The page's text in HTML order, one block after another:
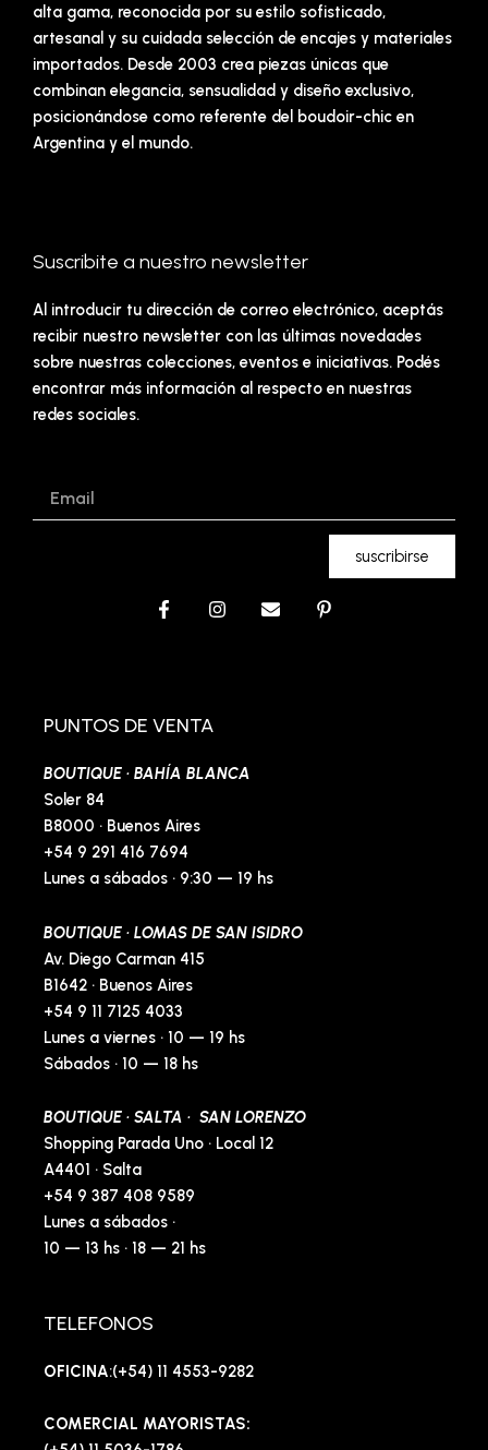
alta gama, reconocida por su estilo sofisticado,
artesanal y su cuidada selección de encajes y materiales
importados. Desde 2003 crea piezas únicas que
combinan elegancia, sensualidad y diseño exclusivo,
posicionándose como referente del boudoir-chic en
Argentina y el mundo.
Suscribite a nuestro newsletter
Al introducir tu dirección de correo electrónico, aceptás
recibir nuestro newsletter con las últimas novedades
sobre nuestras colecciones, eventos e iniciativas. Podés
encontrar más información al respecto en nuestras
redes sociales.
suscribirse
F
o
k
f
I
E
P
PUNTOS DE VENTA
BOUTIQUE · BAHÍA BLANCA
Soler 84
B8000 · Buenos Aires
+54 9 291 416 7694
Lunes a sábados · 9:30 — 19 hs
BOUTIQUE · LOMAS DE SAN ISIDRO
Av. Diego Carman 415
B1642 · Buenos Aires
+54 9 11 7125 4033
Lunes a viernes · 10 — 19 hs
Sábados · 10 — 18 hs
BOUTIQUE · SALTA · SAN LORENZO
Shopping Parada Uno · Local 12
A4401 · Salta
+54 9 387 408 9589
Lunes a sábados ·
10 — 13 hs · 18 — 21 hs
TELEFONOS
OFICINA:(+54) 11 4553-9282
COMERCIAL MAYORISTAS: